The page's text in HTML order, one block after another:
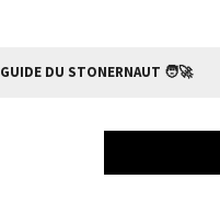
GUIDE DU STONERNAUT 🧑‍🚀